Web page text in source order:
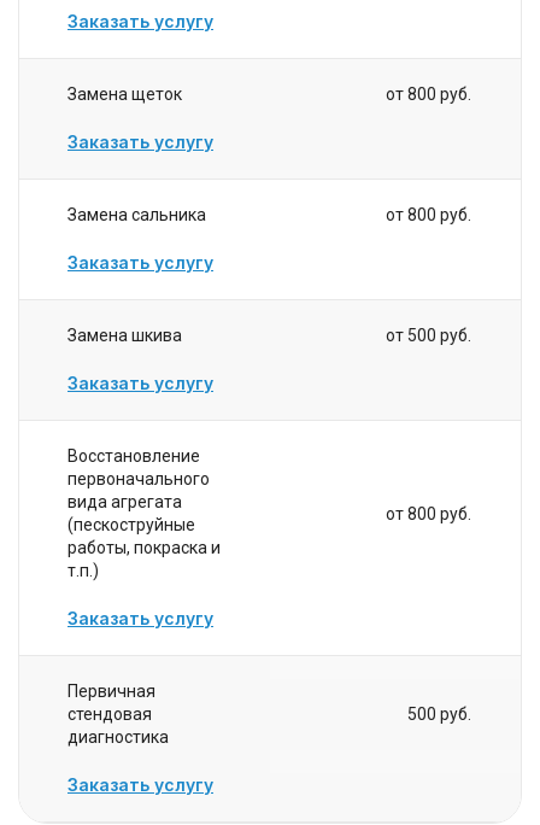
Заказать услугу
Замена щеток от 800 руб.
Заказать услугу
Замена сальника от 800 руб.
Заказать услугу
Замена шкива от 500 руб.
Заказать услугу
Восстановление
первоначального
вида агрегата
(пескоструйные
работы, покраска и
т.п.)
от 800 руб.
Заказать услугу
Первичная
стендовая
диагностика
500 руб.
Заказать услугу